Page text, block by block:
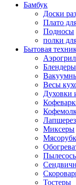
Бамбук
Доски
Плато
Подносы
полки
Бытовая
Блендеры
Весы
Духовки
Миксеры
Тостеры